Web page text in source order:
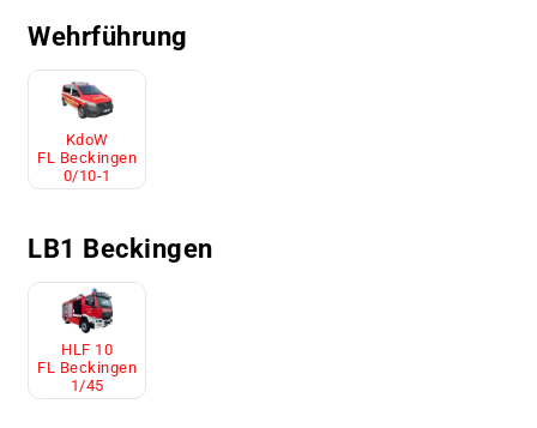
Wehrführung
KdoW
FL Beckingen
0/10-1
LB1 Beckingen
HLF 10
FL Beckingen
1/45